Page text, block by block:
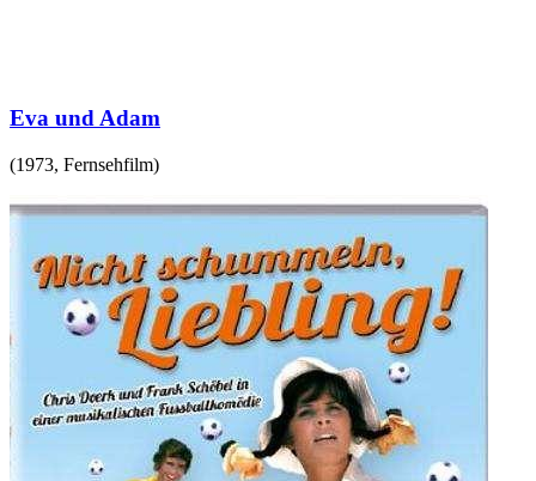
Eva und Adam
(1973, Fernsehfilm)